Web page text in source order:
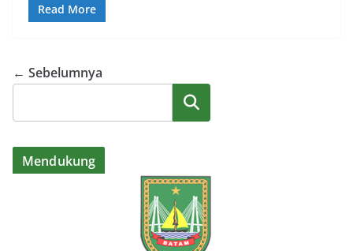
Read More
← Sebelumnya
Cari
Mendukung